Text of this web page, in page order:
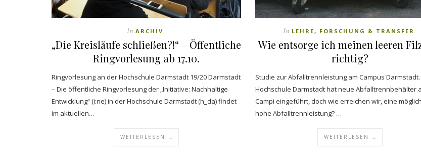
In ARCHIV
„Die Kreisläufe schließen?!“ – Öffentliche
Ringvorlesung ab 17.10.
Ringvorlesung an der Hochschule Darmstadt 19/20 Darmstadt
– Die öffentliche Ringvorlesung der „Initiative: Nachhaltige
Entwicklung“ (i:ne) in der Hochschule Darmstadt (h_da) findet
im aktuellen…
WEITERLESEN →
In LEHRE, FORSCHUNG & TRANSFER
Wie entsorge ich meinen leeren
richtig?
Studie zur Abfalltrennleistung am Campus Darmstadt.
Hochschule Darmstadt hat neue Abfalltrennbehälter
Campi eingeführt, doch wie erreichen wir, eine
hohe Abfalltrennleistung? …
WEITERLESEN →